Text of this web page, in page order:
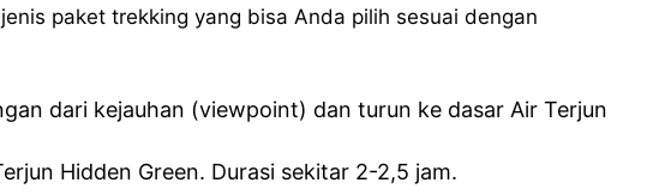
paket trekking yang bisa Anda pilih sesuai dengan
dari kejauhan (viewpoint) dan turun ke dasar Air Terjun
Hidden Green. Durasi sekitar 2-2,5 jam.